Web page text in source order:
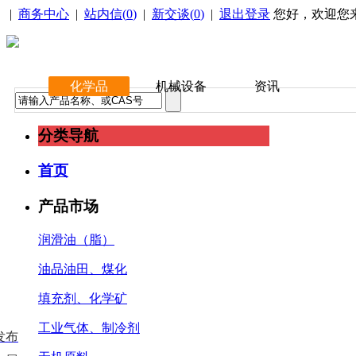
| 商务中心 | 站内信(0) | 新交谈(0) | 退出登录 您好，欢迎您
化学品 机械设备 资讯
分类导航
首页
产品市场
润滑油（脂）
油品油田、煤化
填充剂、化学矿
工业气体、制冷剂
布